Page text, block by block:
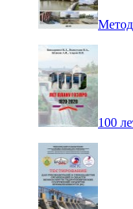
100